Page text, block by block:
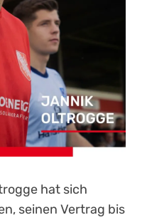
hat sich
seinen Vertrag bis